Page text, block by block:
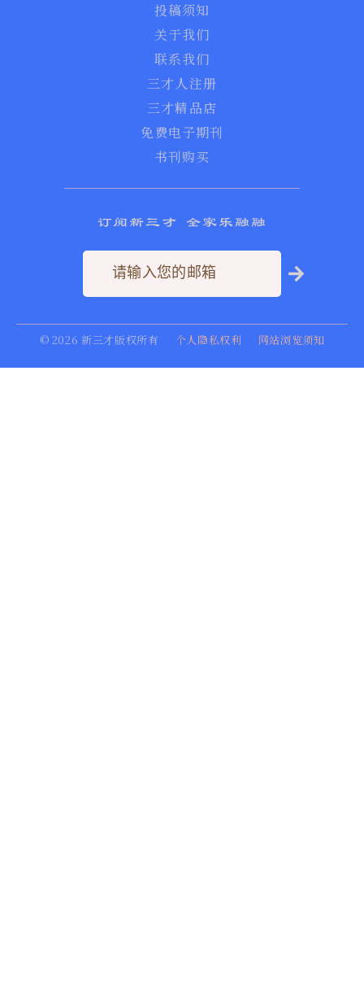
投稿须知
关于我们
联系我们
三才人注册
三才精品店
免费电子期刊
书刊购买
订阅新三才 全家乐融融
© 2026 新三才版权所有 个人隐私权利 网站浏览须知